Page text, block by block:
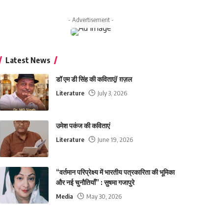
- Advertisement -
Latest News
डॉ एम डी सिंह की कविताएं/ ग़ज़ल
Literature July 3, 2026
उमेश पकंज की कविताएं
Literature June 19, 2026
“वर्तमान परिप्रेक्ष्य में भारतीय पत्रकारिता की भूमिका
और नई चुनौतियाँ” : सुषमा गजापुरे
Media May 30, 2026